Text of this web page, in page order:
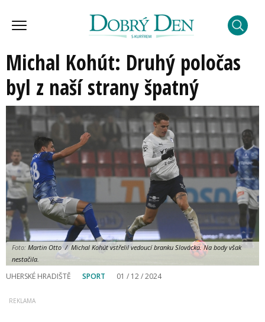
Michal Kohút: Druhý poločas
byl z naší strany špatný
Foto: Martin Otto / Michal Kohút vstřelil vedoucí branku Slovácka. Na body však
nestačila.
UHERSKÉ HRADIŠTĚ SPORT 01 / 12 / 2024